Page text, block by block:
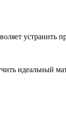
устранить
идеальный